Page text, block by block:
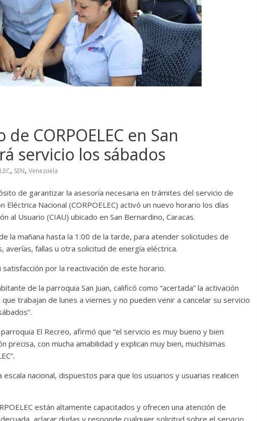
CORPOELEC en San
servicio los sábados
, SEN, Venezuela
de garantizar la asesoría necesaria en trámites del servicio de
Nacional (CORPOELEC) activó un nuevo horario los días
al Usuario (CIAU) ubicado en San Bernardino, Caracas.
la mañana hasta la 1:00 de la tarde, para atender solicitudes de
averías, fallas u otra solicitud de energía eléctrica.
por la reactivación de este horario.
de la parroquia San Juan, calificó como “acertada” la activación
trabajan de lunes a viernes y no pueden venir a cancelar su servicio
El Recreo, afirmó que “el servicio es muy bueno y bien
precisa, con mucha amabilidad y explican muy bien, muchísimas
nacional, dispuestos para que los usuarios y usuarias realicen
están altamente capacitados y ofrecen una atención de